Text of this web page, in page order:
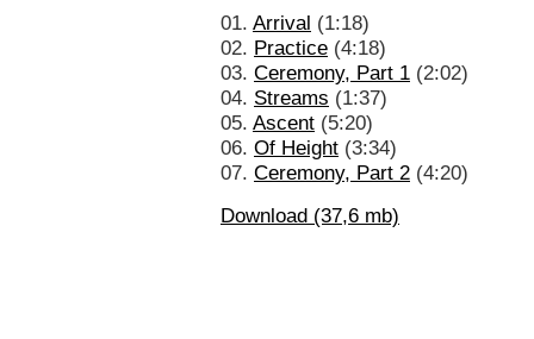
01. Arrival (1:18)
02. Practice (4:18)
03. Ceremony, Part 1 (2:02)
04. Streams (1:37)
05. Ascent (5:20)
06. Of Height (3:34)
07. Ceremony, Part 2 (4:20)
Download (37,6 mb)